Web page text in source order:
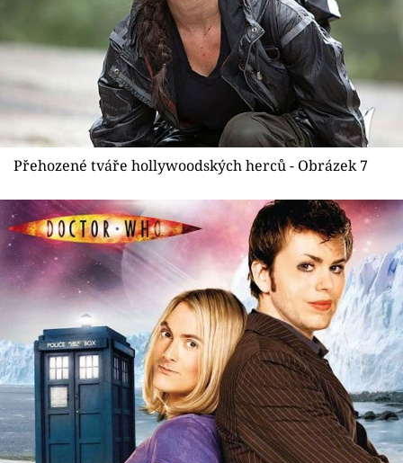
Přehozené tváře hollywoodských herců - Obrázek 7